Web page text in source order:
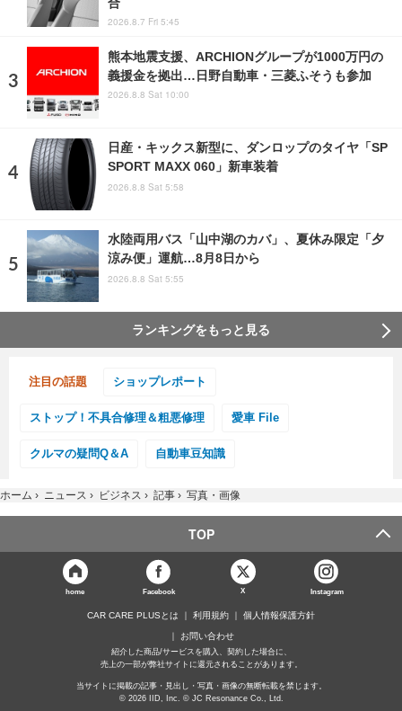
2026.8.7 Fri 5:45
熊本地震支援、ARCHIONグループが1000万円の
義援金を拠出…日野自動車・三菱ふそうも参加
2026.8.8 Sat 10:00
日産・キックス新型に、ダンロップのタイヤ「SP
SPORT MAXX 060」新車装着
2026.8.8 Sat 5:58
水陸両用バス「山中湖のカバ」、夏休み限定「夕
涼み便」運航…8月8日から
2026.8.8 Sat 5:55
ランキングをもっと見る
注目の話題 ショップレポート
ストップ！不具合修理＆粗悪修理 愛車 File
クルマの疑問Q＆A 自動車豆知識
ホーム › ニュース › ビジネス › 記事 › 写真・画像
TOP
home Facebook X Instagram
CAR CARE PLUSとは 利用規約 個人情報保護方針
お問い合わせ
紹介した商品/サービスを購入、契約した場合に、
売上の一部が弊社サイトに還元されることがあります。
当サイトに掲載の記事・見出し・写真・画像の無断転載を禁じます。
© 2026 IID, Inc. © JC Resonance Co., Ltd.